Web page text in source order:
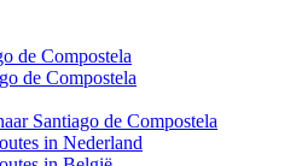
de Compostela
de Compostela
Santiago de Compostela
in Nederland